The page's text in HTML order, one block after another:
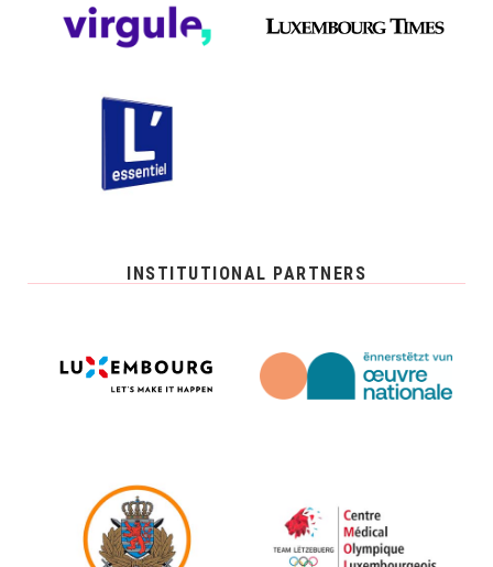
INSTITUTIONAL PARTNERS